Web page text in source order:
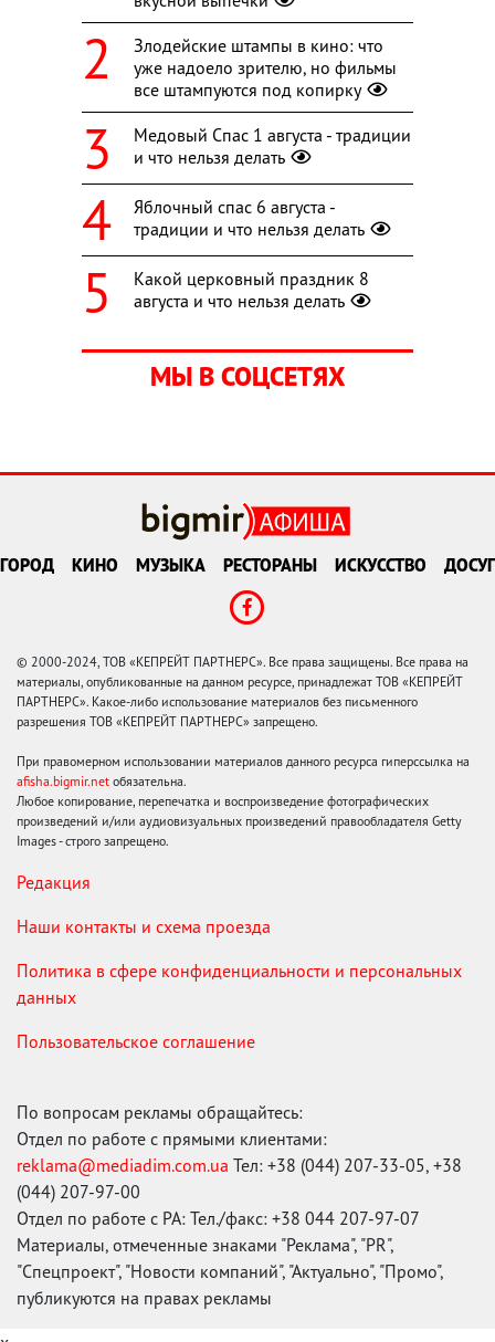
Злодейские штампы в кино: что
уже надоело зрителю, но фильмы
все штампуются под копирку
Медовый Спас 1 августа - традиции
и что нельзя делать
Яблочный спас 6 августа -
традиции и что нельзя делать
Какой церковный праздник 8
августа и что нельзя делать
МЫ В СОЦСЕТЯХ
ГОРОД КИНО МУЗЫКА РЕСТОРАНЫ ИСКУССТВО ДОСУГ
© 2000-2024, ТОВ «КЕПРЕЙТ ПАРТНЕРС». Все права защищены. Все права на
материалы, опубликованные на данном ресурсе, принадлежат ТОВ «КЕПРЕЙТ
ПАРТНЕРС». Какое-либо использование материалов без письменного
разрешения ТОВ «КЕПРЕЙТ ПАРТНЕРС» запрещено.
При правомерном использовании материалов данного ресурса гиперссылка на
afisha.bigmir.net обязательна.
Любое копирование, перепечатка и воспроизведение фотографических
произведений и/или аудиовизуальных произведений правообладателя Getty
Images - строго запрещено.
Редакция
Наши контакты и схема проезда
Политика в сфере конфиденциальности и персональных
данных
Пользовательское соглашение
По вопросам рекламы обращайтесь:
Отдел по работе с прямыми клиентами:
reklama@mediadim.com.ua Тел: +38 (044) 207-33-05, +38
(044) 207-97-00
Отдел по работе с РА: Тел./факс: +38 044 207-97-07
Материалы, отмеченные знаками "Реклама", "PR",
"Спецпроект", "Новости компаний", "Актуально", "Промо",
публикуются на правах рекламы